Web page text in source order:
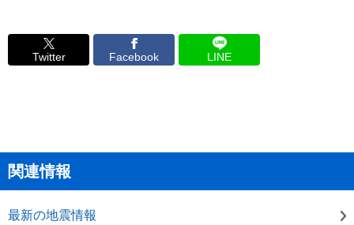
Twitter Facebook LINE
関連情報
最新の地震情報